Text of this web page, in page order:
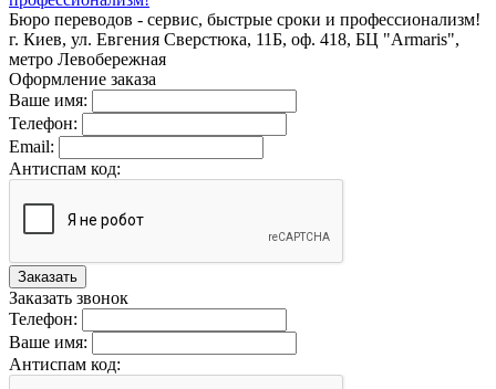
Бюро переводов - сервис, быстрые сроки и профессионализм!
г. Киев, ул. Евгения Сверстюка, 11Б, оф. 418, БЦ "Armaris",
метро Левобережная
Оформление заказа
Ваше имя:
Телефон:
Email:
Антиспам код:
Заказать
Заказать звонок
Телефон:
Ваше имя:
Антиспам код: